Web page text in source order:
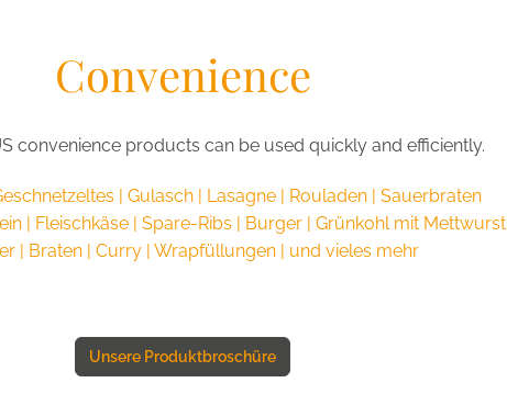
Convenience
convenience products can be used quickly and efficiently.
| Gulasch | Lasagne | Rouladen | Sauerbraten
| Fleischkäse | Spare-Ribs | Burger | Grünkohl mit Mettwurst
| Braten | Curry | Wrapfüllungen | und vieles mehr
Unsere Produktbroschüre